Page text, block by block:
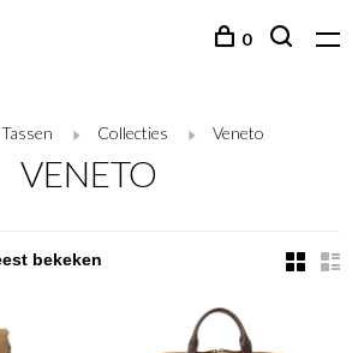
0
Tassen Collecties Veneto
VENETO